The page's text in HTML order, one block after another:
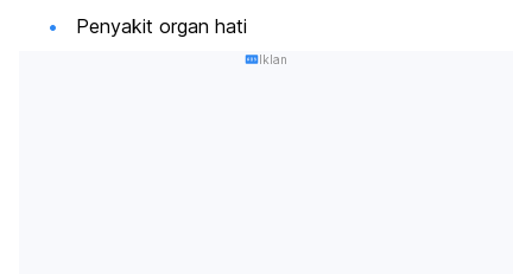
Penyakit organ hati
Iklan